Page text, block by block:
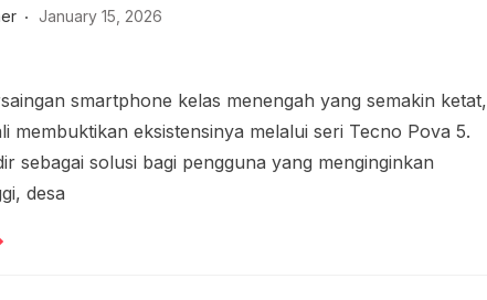
January 15, 2026
smartphone kelas menengah yang semakin ketat,
membuktikan eksistensinya melalui seri Tecno Pova 5.
sebagai solusi bagi pengguna yang menginginkan
desa